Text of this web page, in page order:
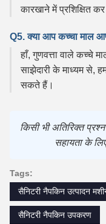
कारखाने में प्रशिक्षित
Q5. क्या आप कच्चा माल
हाँ, गुणवत्ता वाले कच्चे
साझेदारी के माध्यम से,
सकते हैं।
किसी भी अतिरिक्त
सहायता के
Tags:
सैनिटरी नैपकिन उत्पादन
सैनिटरी नैपकिन उपकरण